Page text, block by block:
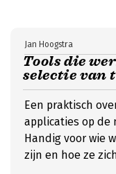
Tools die
selectie van
Jan Hoogstra
Een praktisch
applicaties op
Handig voor wie
zijn en hoe ze